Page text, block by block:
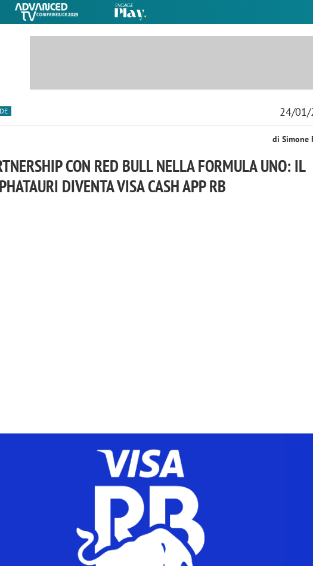
24/
di Simone
CON RED BULL NELLA FORMULA UNO: IL
DIVENTA VISA CASH APP RB